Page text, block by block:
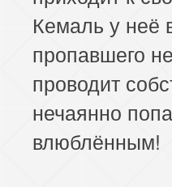
Кемаль у неё
пропавшего
проводит
нечаянно
влюблённым!